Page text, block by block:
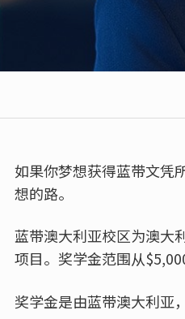
如果你梦想获得蓝带文凭
想的路。
蓝带澳大利亚校区为澳大
项目。奖学金范围从
奖学金是由蓝带澳大利亚